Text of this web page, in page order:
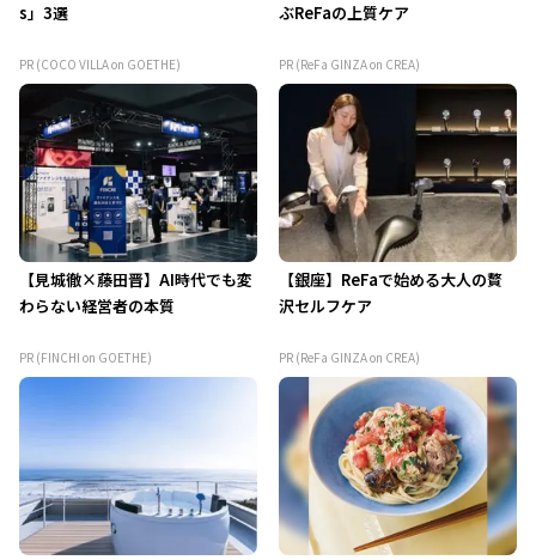
s」3選
PR (COCO VILLA on GOETHE)
ぶReFaの上質ケア
PR (ReFa GINZA on CREA)
【見城徹×藤田晋】AI時代でも変
わらない経営者の本質
PR (FINCHI on GOETHE)
【銀座】ReFaで始める大人の贅
沢セルフケア
PR (ReFa GINZA on CREA)